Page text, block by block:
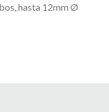
hasta 12mm Ø